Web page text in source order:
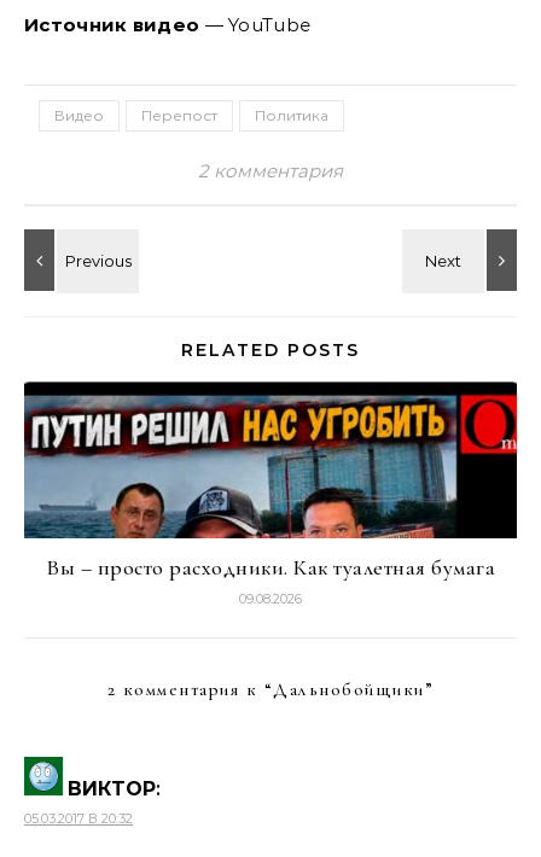
Источник видео — YouTube
Видео Перепост Политика
2 комментария
RELATED POSTS
Вы – просто расходники. Как туалетная бумага
09.08.2026
2 комментария к “Дальнобойщики”
ВИКТОР:
05.03.2017 В 20:32